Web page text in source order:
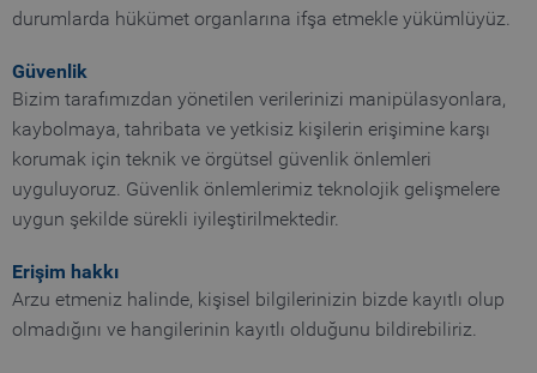
durumlarda hükümet organlarına ifşa etmekle yükümlüyüz.
Güvenlik
Bizim tarafımızdan yönetilen verilerinizi manipülasyonlara,
kaybolmaya, tahribata ve yetkisiz kişilerin erişimine karşı
korumak için teknik ve örgütsel güvenlik önlemleri
uyguluyoruz. Güvenlik önlemlerimiz teknolojik gelişmelere
uygun şekilde sürekli iyileştirilmektedir.
Erişim hakkı
Arzu etmeniz halinde, kişisel bilgilerinizin bizde kayıtlı olup
olmadığını ve hangilerinin kayıtlı olduğunu bildirebiliriz.